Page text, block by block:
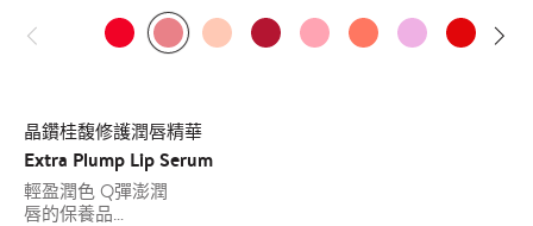
晶鑽桂馥修護潤唇精華
Extra Plump Lip Serum
輕盈潤色 Q彈澎潤
唇的保養品